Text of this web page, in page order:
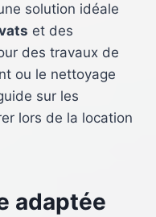
solution idéale
et des
des travaux de
ou le nettoyage
sur les
lors de la location
adaptée